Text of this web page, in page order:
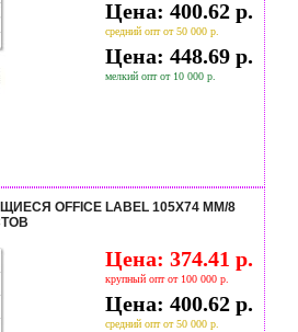
Цена: 400.62 р.
средний опт от 50 000 р.
Цена: 448.69 р.
мелкий опт от 10 000 р.
OFFICE LABEL 105Х74 ММ/8
Цена: 374.41 р.
крупный опт от 100 000 р.
Цена: 400.62 р.
средний опт от 50 000 р.